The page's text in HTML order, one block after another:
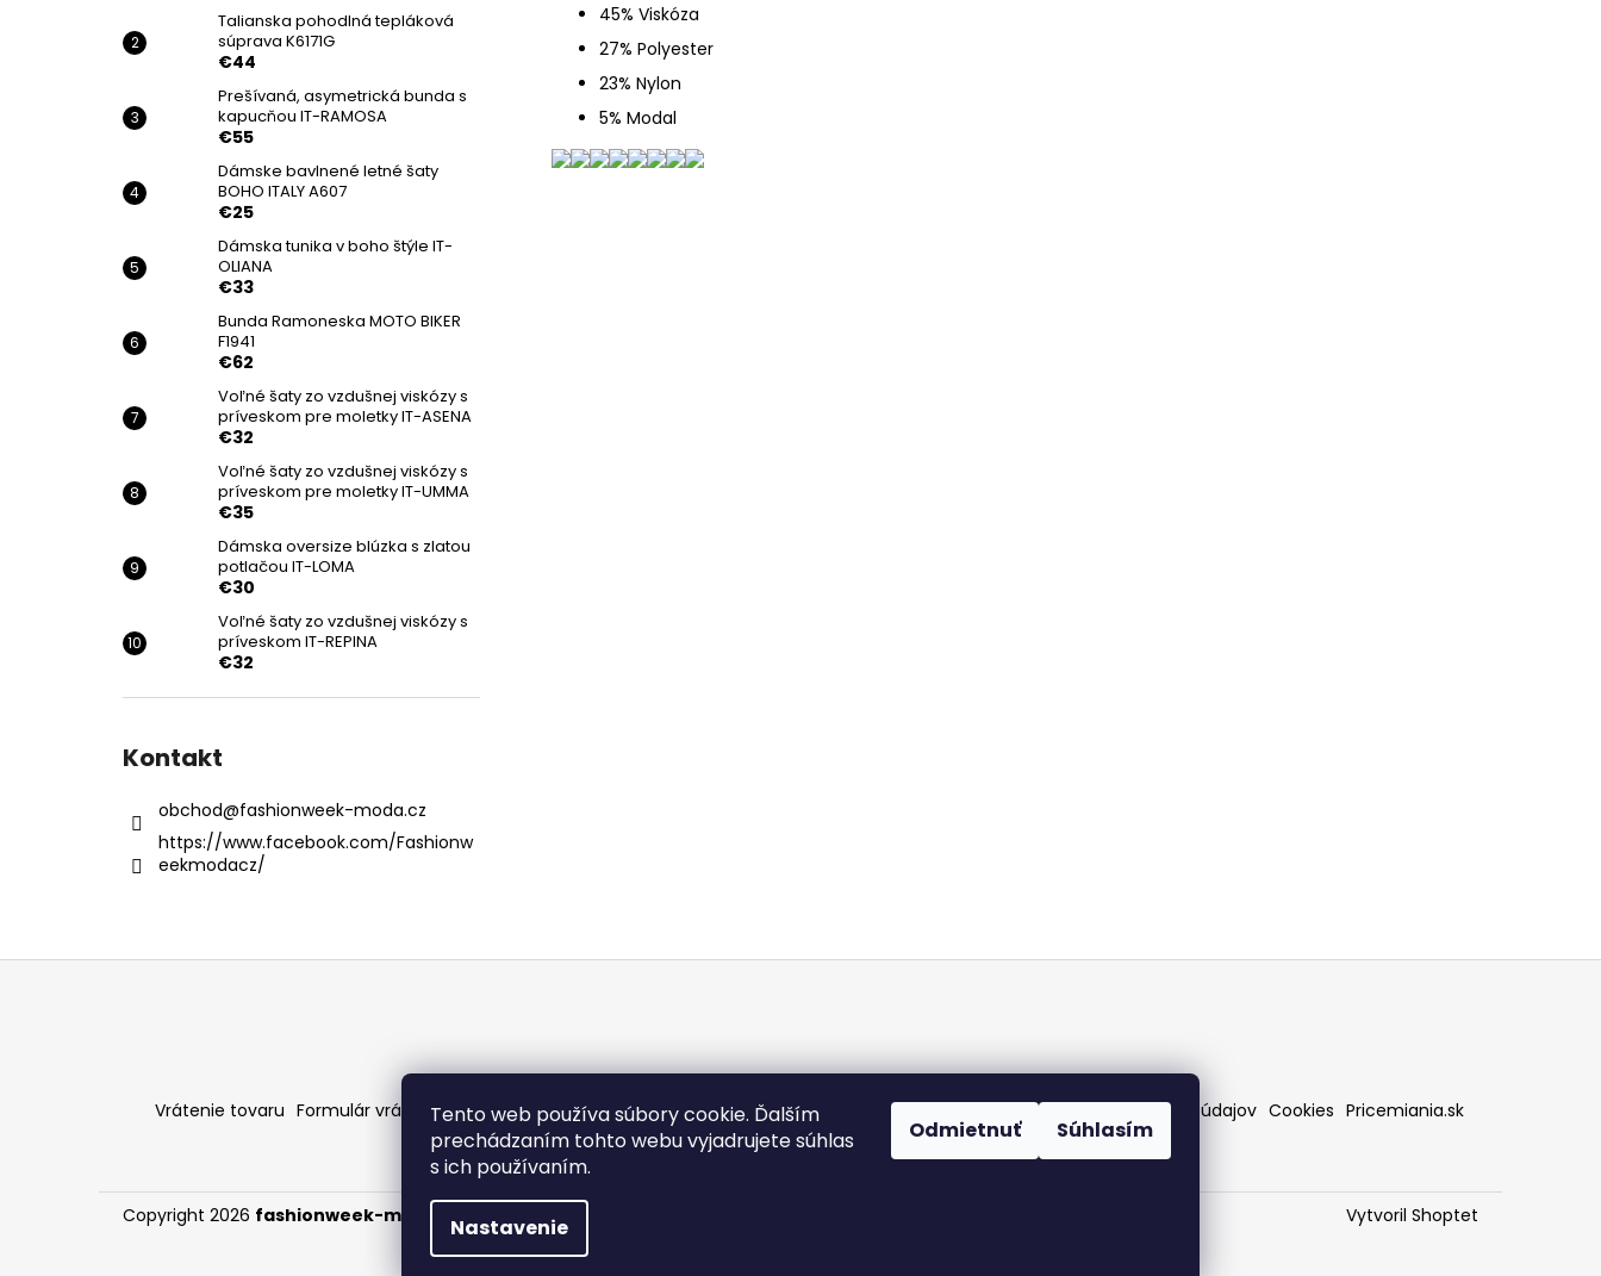
Tento web používa súbory cookie. Ďalším
prechádzaním tohto webu vyjadrujete súhlas
s ich používaním.
Nastavenie
Odmietnuť Súhlasím
Talianska pohodlná tepláková
súprava K6171G
€44
Prešívaná, asymetrická bunda s
kapucňou IT-RAMOSA
€55
Dámske bavlnené letné šaty
BOHO ITALY A607
€25
Dámska tunika v boho štýle IT-
OLIANA
€33
Bunda Ramoneska MOTO BIKER
F1941
€62
Voľné šaty zo vzdušnej viskózy s
príveskom pre moletky IT-ASENA
€32
Voľné šaty zo vzdušnej viskózy s
príveskom pre moletky IT-UMMA
€35
Dámska oversize blúzka s zlatou
potlačou IT-LOMA
€30
Voľné šaty zo vzdušnej viskózy s
príveskom IT-REPINA
€32
Kontakt
obchod@fashionweek-moda.cz
https://www.facebook.com/Fashionw
eekmodacz/
45% Viskóza
27% Polyester
23% Nylon
5% Modal
Z
Vrátenie tovaru Formulár vrátenia - stiahni Doba dodania Obchodné podmienky Kontakty Podmienky ochrany osobných údajov Cookies Pricemiania.sk
Heureka.sk
Vytvoril Shoptet
Copyright 2026 fashionweek-moda.sk. Všetky práva vyhradené.